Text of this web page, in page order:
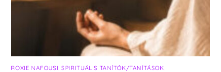
ROXIE NAFOUSI ,SPIRITUÁLIS TANÍTÓK/TANÍTÁSOK